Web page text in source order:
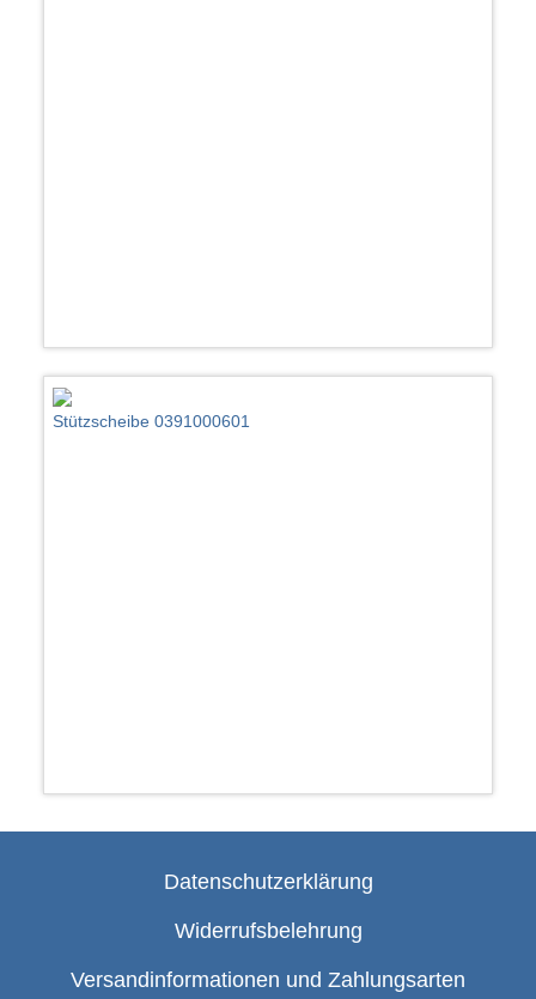
Stützscheibe 0391000601
Datenschutzerklärung
Widerrufsbelehrung
Versandinformationen und Zahlungsarten